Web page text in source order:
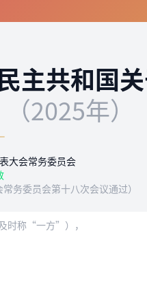
主共和国
（2025年）
大会常务委员会
务委员会第十八次会议通过）
时称“一方”），